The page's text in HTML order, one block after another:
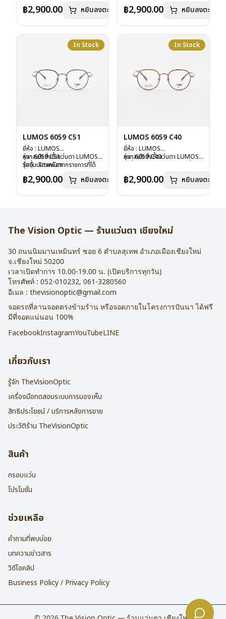
เลนส์ : Demo Lens
น้ำหนัก : 16 กรัม
อุปกรณ์ : กล่องแว่น , ผ้าเช็ดแว่น
ลงไว้กรุณาติดต่อเราคลิก
฿2,900.00 หยิบลงตะกร้า
เลนส์ : Demo Lens
น้ำหนัก : 16 กรัม
อุปกรณ์ : กล่องแว่น , ผ้าเช็ดแว่น
ลงไว้กรุณาติดต่อเราคลิก
฿2,900.00 หยิบลงตะกร้า
In Stock
LUMOS 6059 C51
ยี่ห้อ : LUMOS
รุ่น : 6059 C51
วัสดุ : Titanium
บานพับ : ไม่มีสปริง
อุปกรณ์ : กล่องแว่น , ผ้าเช็ดแว่น
หากสนใจสั่งชื้อแว่นตา LUMOS
รุ่นอื่นนอกเหนือจากรายการที่ได้
฿2,900.00 หยิบลงตะกร้า
In Stock
LUMOS 6059 C40
ยี่ห้อ : LUMOS
รุ่น : 6059 C40
บานพับ : ไม่มีสปริง
อุปกรณ์ : กล่องแว่น , ผ้าเช็ดแว่น
หากสนใจสั่งชื้อแว่นตา LUMOS
฿2,900.00 หยิบลงตะกร้า
The Vision Optic — ร้านแว่นตา เชียงใหม่
30 ถนนนิมมานเหมินทร์ ซอย 6 ตำบลสุเทพ อำเภอเมืองเชียงใหม่
จ.เชียงใหม่ 50200
เวลาเปิดทำการ 10.00-19.00 น. (เปิดบริการทุกวัน)
โทรศัพท์ : 052-010232, 061-3280560
อีเมล : thevisionoptic@gmail.com
จอดรถที่ลานจอดตรงข้ามร้าน หรือจอดภายในโครงการปันนา ได้ฟรี
มีที่จอดแน่นอน 100%
FacebookInstagramYouTubeLINE
เกี่ยวกับเรา
รู้จัก TheVisionOptic
เครื่องมือทดสอบระบบการมองเห็น
สิทธิประโยชน์ / บริการหลังการขาย
ประวัติร้าน TheVisionOptic
สินค้า
กรอบแว่น
โปรโมชั่น
ช่วยเหลือ
คำถามที่พบบ่อย
บทความข่าวสาร
วิดีโอคลิป
Business Policy / Privacy Policy